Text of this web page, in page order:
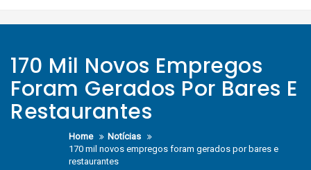
170 Mil Novos Empregos
Foram Gerados Por Bares E
Restaurantes
Home
Notícias
170 mil novos empregos foram gerados por bares e
restaurantes